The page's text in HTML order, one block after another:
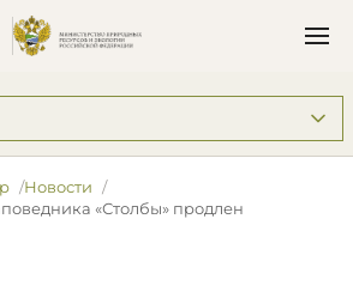
центр
Новости
«Столбы» продлен